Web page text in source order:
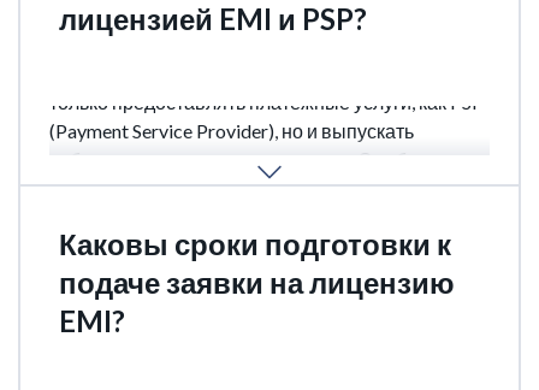
лицензией EMI и PSP?
только предоставлять платежные услуги, как PSP
(Payment Service Provider), но и выпускать
собственные электронные деньги. Это более
широкий и гибкий статус.
Каковы сроки подготовки к
подаче заявки на лицензию
EMI?